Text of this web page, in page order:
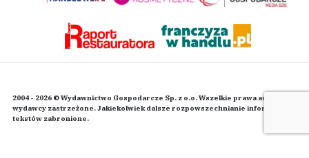
2004 - 2026 © Wydawnictwo Gospodarcze Sp. z o.o. Wszelkie prawa autorskie
wydawcy zastrzeżone. Jakiekolwiek dalsze rozpowszechnianie informacji i
tekstów zabronione.